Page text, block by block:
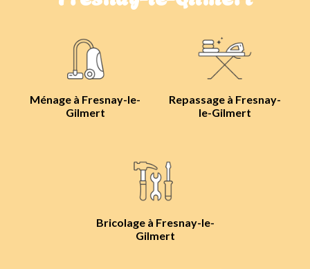
Ménage à Fresnay-le-
Gilmert
Repassage à Fresnay-
le-Gilmert
Bricolage à Fresnay-le-
Gilmert